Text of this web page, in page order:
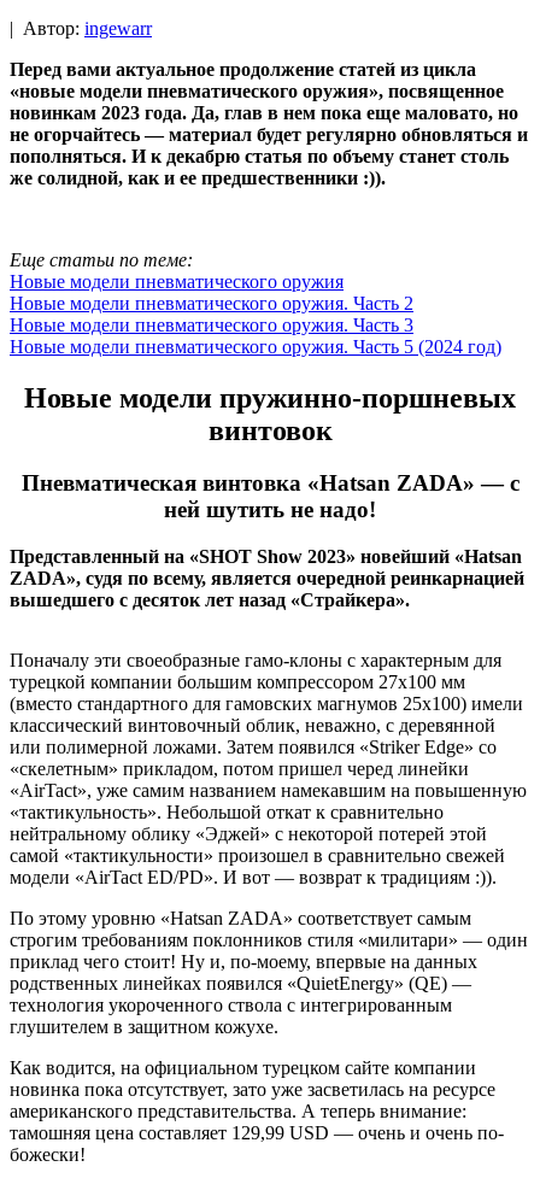
| Автор: ingewarr
Перед вами актуальное продолжение статей из цикла
«новые модели пневматического оружия», посвященное
новинкам 2023 года. Да, глав в нем пока еще маловато, но
не огорчайтесь — материал будет регулярно обновляться и
пополняться. И к декабрю статья по объему станет столь
же солидной, как и ее предшественники :)).
Еще статьи по теме:
Новые модели пневматического оружия
Новые модели пневматического оружия. Часть 2
Новые модели пневматического оружия. Часть 3
Новые модели пневматического оружия. Часть 5 (2024 год)
Новые модели пружинно-поршневых
винтовок
Пневматическая винтовка «Hatsan ZADA» — с
ней шутить не надо!
Представленный на «SHOT Show 2023» новейший «Hatsan
ZADA», судя по всему, является очередной реинкарнацией
вышедшего с десяток лет назад «Страйкера».
Поначалу эти своеобразные гамо-клоны с характерным для
турецкой компании большим компрессором 27х100 мм
(вместо стандартного для гамовских магнумов 25х100) имели
классический винтовочный облик, неважно, с деревянной
или полимерной ложами. Затем появился «Striker Edge» со
«скелетным» прикладом, потом пришел черед линейки
«AirTact», уже самим названием намекавшим на повышенную
«тактикульность». Небольшой откат к сравнительно
нейтральному облику «Эджей» с некоторой потерей этой
самой «тактикульности» произошел в сравнительно свежей
модели «AirTact ED/PD». И вот — возврат к традициям :)).
По этому уровню «Hatsan ZADA» соответствует самым
строгим требованиям поклонников стиля «милитари» — один
приклад чего стоит! Ну и, по-моему, впервые на данных
родственных линейках появился «QuietEnergy» (QE) —
технология укороченного ствола с интегрированным
глушителем в защитном кожухе.
Как водится, на официальном турецком сайте компании
новинка пока отсутствует, зато уже засветилась на ресурсе
американского представительства. А теперь внимание:
тамошняя цена составляет 129,99 USD — очень и очень по-
божески!